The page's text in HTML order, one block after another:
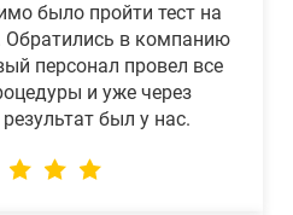
было пройти тест на
Обратились в компанию
персонал провел все
и уже через
был у нас.